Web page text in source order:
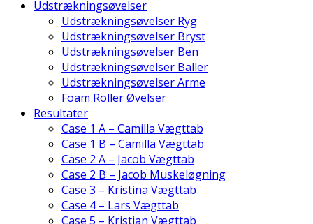
Udstrækningsøvelser
Udstrækningsøvelser Ryg
Udstrækningsøvelser Bryst
Udstrækningsøvelser Ben
Udstrækningsøvelser Baller
Udstrækningsøvelser Arme
Foam Roller Øvelser
Resultater
Case 1 A – Camilla Vægttab
Case 1 B – Camilla Vægttab
Case 2 A – Jacob Vægttab
Case 2 B – Jacob Muskeløgning
Case 3 – Kristina Vægttab
Case 4 – Lars Vægttab
Case 5 – Kristian Vægttab